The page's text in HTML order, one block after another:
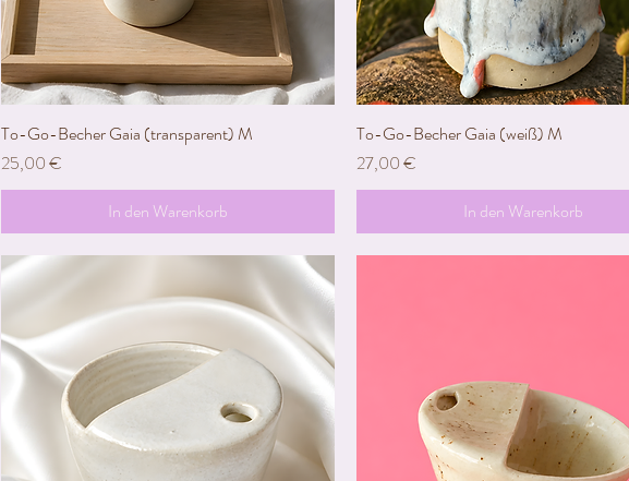
Schnellansicht
To-Go-Becher Gaia (transparent) M
Preis
25,00 €
In den Warenkorb
Schnellansicht
To-Go-Becher Gaia (weiß) M
Preis
27,00 €
In den Warenkorb